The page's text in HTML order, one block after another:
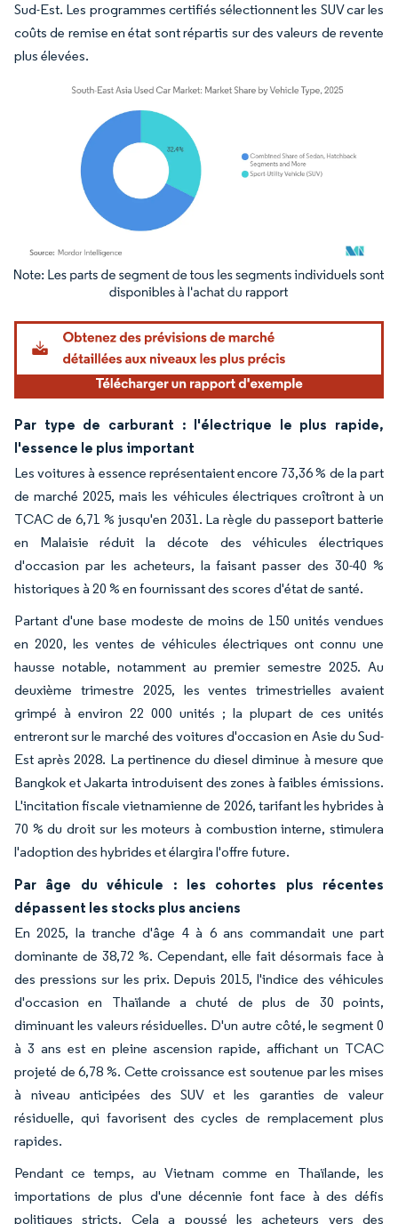
Sud-Est. Les programmes certifiés sélectionnent les SUV car les
coûts de remise en état sont répartis sur des valeurs de revente
plus élevées.
Image © Mordor Intelligence. La réutilisation nécessite une attribution sous CC BY
Par type de carburant : l'électrique le plus rapide,
l'essence le plus important
Les voitures à essence représentaient encore 73,36 % de la part
de marché 2025, mais les véhicules électriques croîtront à un
TCAC de 6,71 % jusqu'en 2031. La règle du passeport batterie
en Malaisie réduit la décote des véhicules électriques
d'occasion par les acheteurs, la faisant passer des 30-40 %
historiques à 20 % en fournissant des scores d'état de santé.
Partant d'une base modeste de moins de 150 unités vendues
en 2020, les ventes de véhicules électriques ont connu une
hausse notable, notamment au premier semestre 2025. Au
deuxième trimestre 2025, les ventes trimestrielles avaient
grimpé à environ 22 000 unités ; la plupart de ces unités
entreront sur le marché des voitures d'occasion en Asie du Sud-
Est après 2028. La pertinence du diesel diminue à mesure que
Bangkok et Jakarta introduisent des zones à faibles émissions.
L'incitation fiscale vietnamienne de 2026, tarifant les hybrides à
70 % du droit sur les moteurs à combustion interne, stimulera
l'adoption des hybrides et élargira l'offre future.
Par âge du véhicule : les cohortes plus récentes
dépassent les stocks plus anciens
En 2025, la tranche d'âge 4 à 6 ans commandait une part
dominante de 38,72 %. Cependant, elle fait désormais face à
des pressions sur les prix. Depuis 2015, l'indice des véhicules
d'occasion en Thaïlande a chuté de plus de 30 points,
diminuant les valeurs résiduelles. D'un autre côté, le segment 0
à 3 ans est en pleine ascension rapide, affichant un TCAC
projeté de 6,78 %. Cette croissance est soutenue par les mises
à niveau anticipées des SUV et les garanties de valeur
résiduelle, qui favorisent des cycles de remplacement plus
rapides.
Pendant ce temps, au Vietnam comme en Thaïlande, les
importations de plus d'une décennie font face à des défis
politiques stricts. Cela a poussé les acheteurs vers des